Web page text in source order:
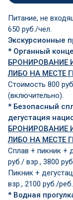
Питание, не
650 руб./чел.
Экскурсионные
* Органный
БРОНИРОВАНИЕ
ЛИБО НА МЕСТЕ
Стоимость 800
(включительно).
* Безопасный
дегустация
БРОНИРОВАНИЕ
ЛИБО НА МЕСТЕ
Сплав + пикник +
руб./ взр., 3800
Пикник +
взр., 2100 руб./
* Водная